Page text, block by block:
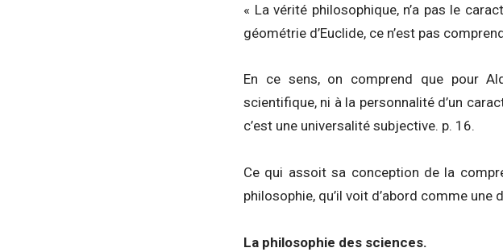
« La vérité philosophique, n’a pas le
géométrie d’Euclide, ce n’est pas
En ce sens, on comprend que pour
scientifique, ni à la personnalité d’un
c’est une universalité subjective. p. 16.
Ce qui assoit sa conception de la
philosophie, qu’il voit d’abord comme une
La philosophie des sciences.